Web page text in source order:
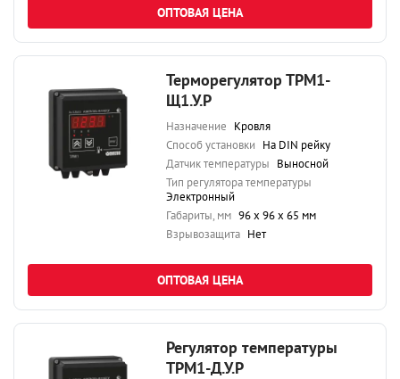
ОПТОВАЯ ЦЕНА
Терморегулятор ТРМ1-
Щ1.У.Р
Назначение Кровля
Способ установки На DIN рейку
Датчик температуры Выносной
Тип регулятора температуры
Электронный
Габариты, мм 96 х 96 х 65 мм
Взрывозащита Нет
ОПТОВАЯ ЦЕНА
Регулятор температуры
ТРМ1-Д.У.Р